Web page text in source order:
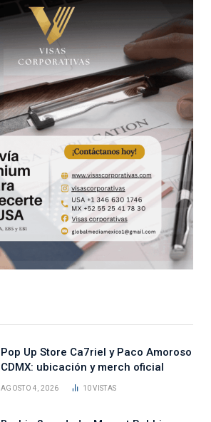
Pop Up Store Ca7riel y Paco Amoroso
CDMX: ubicación y merch oficial
AGOSTO 4, 2026 10VISTAS